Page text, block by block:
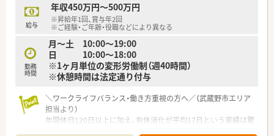
【職場環境と雰囲気】
■平均年齢は30代半ばと若手が中心で、活気があり和気あいあ
いとした雰囲気の職場です。
■人間関係の良さが自慢で、店舗間の垣根もなく、ヘルプ体制な
ど協力体制が整っています。
■店内は常に明るく清潔に保たれており、気持ちよく働くことが
できる環境が整備されています。
給与
年収450万円～500万円
※昇給年1回、賞与年2回
※ご経験・ご年齢・役職などにより異なる
勤務
時間
月～土 10:00～19:00
日 10:00～18:00
※1ヶ月単位の変形労働制（週40時間）
※休憩時間は法定通り付与
＼ワークライフバランス・働き方重視の方へ／（武蔵野市エリア
担当より）
年間休日120日以上に加え、有休消化が平均17日という実績は驚